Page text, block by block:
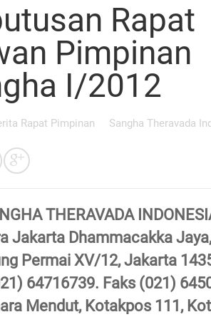
Rapat
Pimpinan
I/2012
Rapat Pimpinan Sangha Theravada
THERAVADA
Jakarta Dhammacakka
Permai XV/12, Jakarta
64716739. Faks (021)
Mendut, Kotakpos 111,